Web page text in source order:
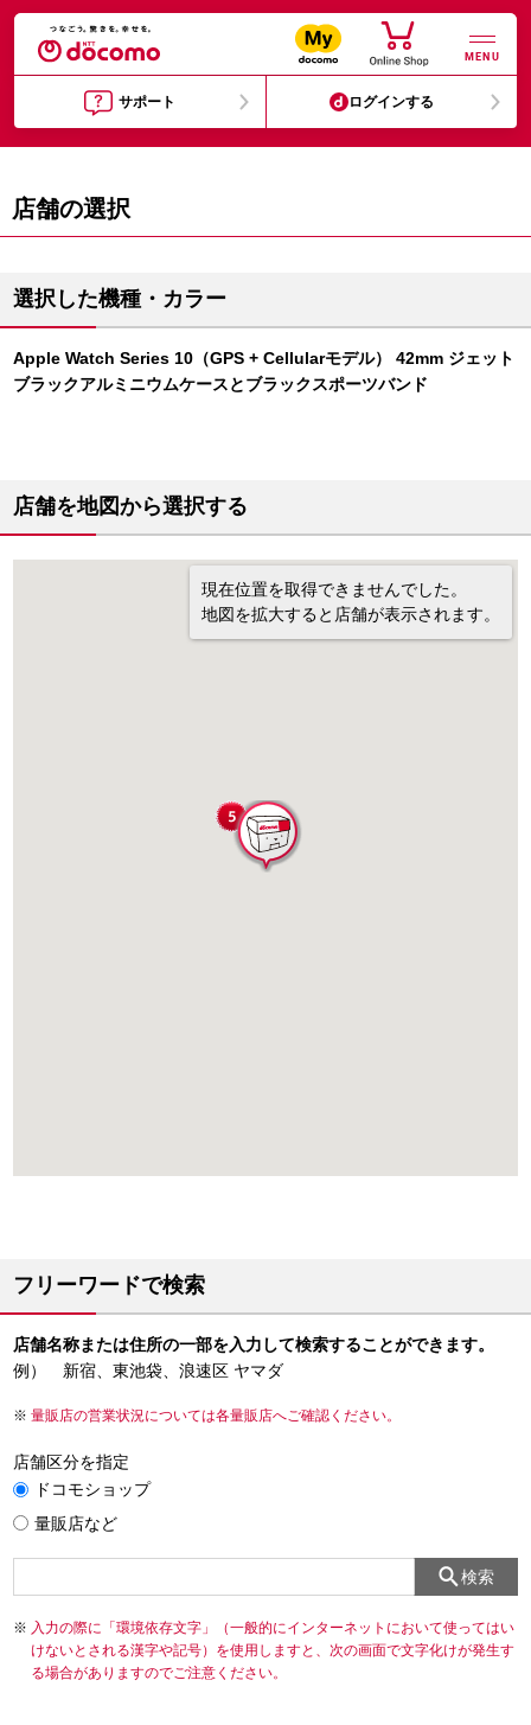
MENU
サポート ログインする
店舗の選択
選択した機種・カラー
Apple Watch Series 10（GPS + Cellularモデル） 42mm ジェット
ブラックアルミニウムケースとブラックスポーツバンド
店舗を地図から選択する
現在位置を取得できませんでした。
地図を拡大すると店舗が表示されます。
フリーワードで検索
店舗名称または住所の一部を入力して検索することができます。
例） 新宿、東池袋、浪速区 ヤマダ
量販店の営業状況については各量販店へご確認ください。
店舗区分を指定
ドコモショップ
量販店など
検索
入力の際に「環境依存文字」（一般的にインターネットにおいて使ってはい
けないとされる漢字や記号）を使用しますと、次の画面で文字化けが発生す
る場合がありますのでご注意ください。